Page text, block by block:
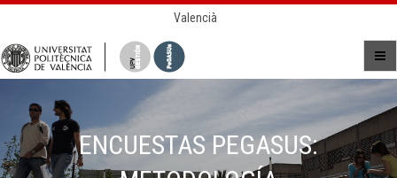
Valencià
ENCUESTAS PEGASUS: